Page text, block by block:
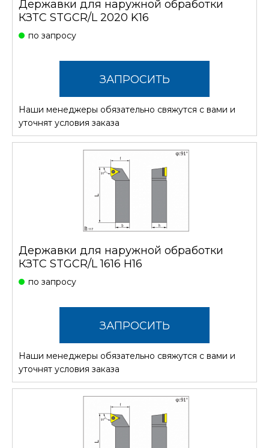
Державки для наружной обработки
КЗТС STGCR/L 2020 K16
по запросу
ЗАПРОСИТЬ
СТОИМОСТЬ
Наши менеджеры обязательно свяжутся с вами и
уточнят условия заказа
Державки для наружной обработки
КЗТС STGCR/L 1616 H16
по запросу
ЗАПРОСИТЬ
СТОИМОСТЬ
Наши менеджеры обязательно свяжутся с вами и
уточнят условия заказа